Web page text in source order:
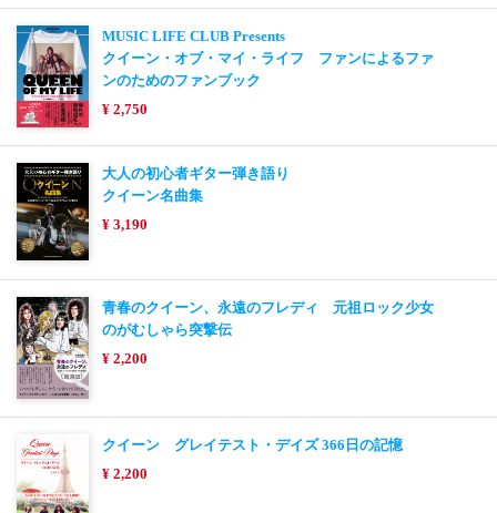
MUSIC LIFE CLUB Presents
クイーン・オブ・マイ・ライフ ファンによるファ
ンのためのファンブック
¥ 2,750
大人の初心者ギター弾き語り
クイーン名曲集
¥ 3,190
青春のクイーン、永遠のフレディ 元祖ロック少女
のがむしゃら突撃伝
¥ 2,200
クイーン グレイテスト・デイズ 366日の記憶
¥ 2,200